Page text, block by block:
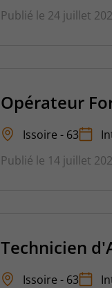
Publié le 24 juillet
Opérateur
Issoire - 63
Publié le 14 juillet
Technicien
Issoire - 63